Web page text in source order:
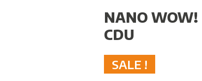
NANO WOW!
CDU
SALE !